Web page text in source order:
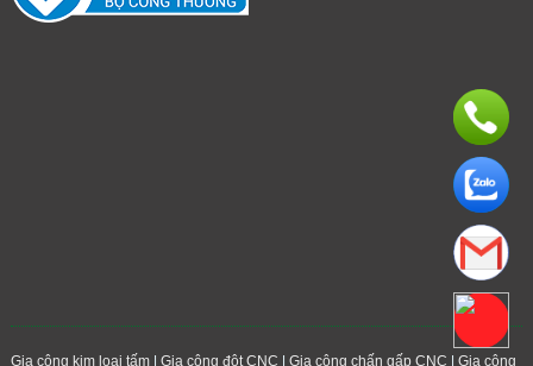
Gia công kim loại tấm| Gia công đột CNC Gia công chấn gấp CNC Gia công